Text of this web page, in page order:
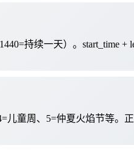
持续一天）。start_time +
童周、5=仲夏火焰节等。